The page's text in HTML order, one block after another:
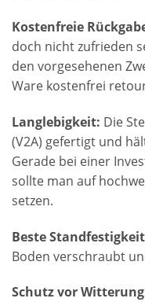
Kostenfreie
doch nicht zufrieden
den vorgesehenen
Ware kostenfrei
Langlebigkeit: Die
(V2A) gefertigt und
Gerade bei einer
sollte man auf
setzen.
Beste
Boden verschraubt
Schutz vor